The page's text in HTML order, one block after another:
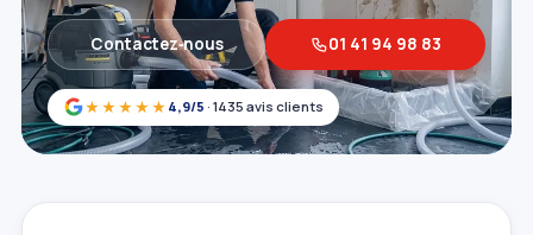
★★★★★ 4,9/5 · 1435 avis clients
Contactez‑nous 01 41 94 98 83